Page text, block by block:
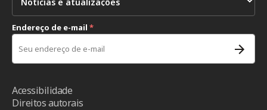
Endereço de e-mail *
Acessibilidade
Direitos autorais